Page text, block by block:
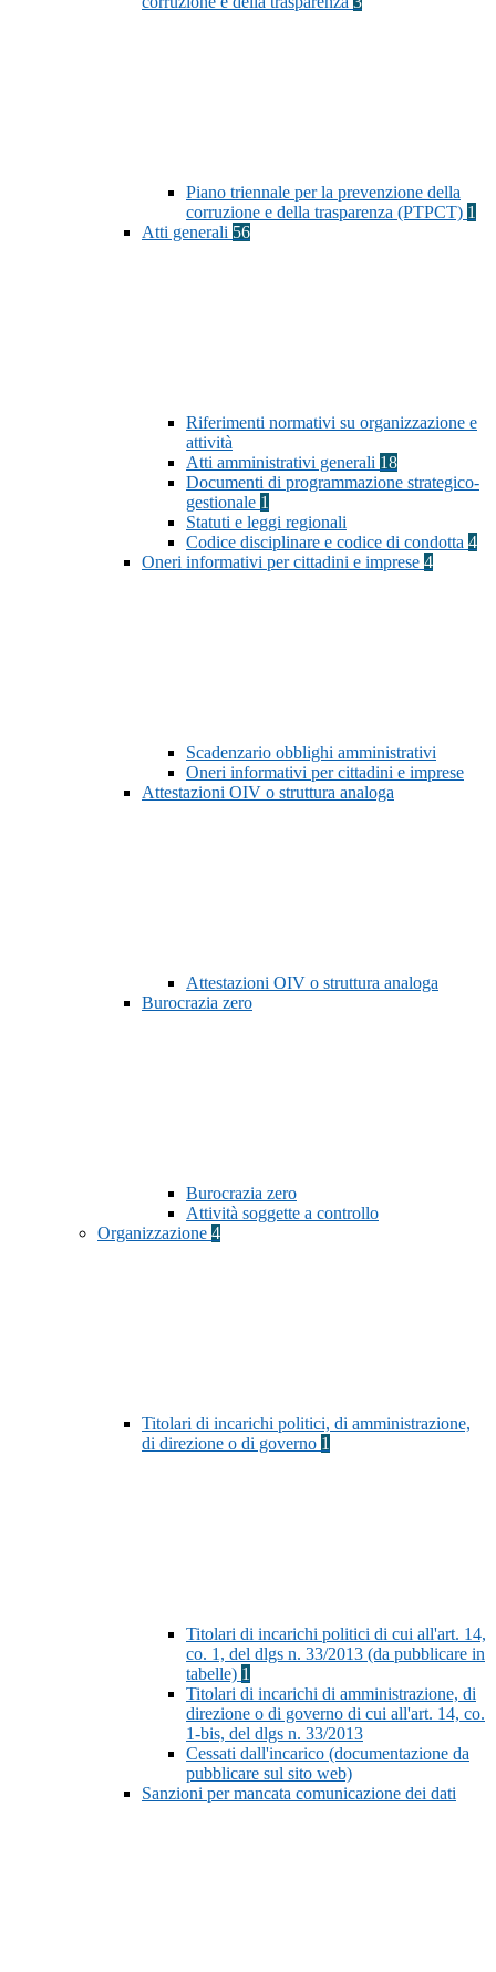
Piano triennale per la prevenzione della
corruzione e della trasparenza (PTPCT) 1
Atti generali 56
Riferimenti normativi su organizzazione e
attività
Atti amministrativi generali 18
Documenti di programmazione strategico-
gestionale 1
Statuti e leggi regionali
Codice disciplinare e codice di condotta 4
Oneri informativi per cittadini e imprese 4
Scadenzario obblighi amministrativi
Oneri informativi per cittadini e imprese
Attestazioni OIV o struttura analoga
Attestazioni OIV o struttura analoga
Burocrazia zero
Burocrazia zero
Attività soggette a controllo
Organizzazione 4
Titolari di incarichi politici, di amministrazione,
di direzione o di governo 1
Titolari di incarichi politici di cui all'art. 14,
co. 1, del dlgs n. 33/2013 (da pubblicare in
tabelle) 1
Titolari di incarichi di amministrazione, di
direzione o di governo di cui all'art. 14, co.
1-bis, del dlgs n. 33/2013
Cessati dall'incarico (documentazione da
pubblicare sul sito web)
Sanzioni per mancata comunicazione dei dati